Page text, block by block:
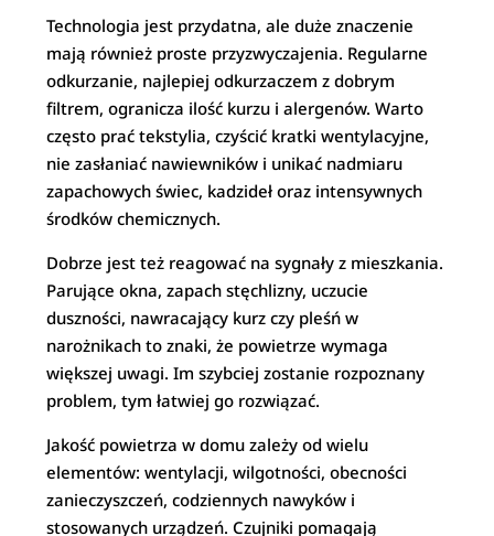
Technologia jest przydatna, ale duże znaczenie
mają również proste przyzwyczajenia. Regularne
odkurzanie, najlepiej odkurzaczem z dobrym
filtrem, ogranicza ilość kurzu i alergenów. Warto
często prać tekstylia, czyścić kratki wentylacyjne,
nie zasłaniać nawiewników i unikać nadmiaru
zapachowych świec, kadzideł oraz intensywnych
środków chemicznych.
Dobrze jest też reagować na sygnały z mieszkania.
Parujące okna, zapach stęchlizny, uczucie
duszności, nawracający kurz czy pleśń w
narożnikach to znaki, że powietrze wymaga
większej uwagi. Im szybciej zostanie rozpoznany
problem, tym łatwiej go rozwiązać.
Jakość powietrza w domu zależy od wielu
elementów: wentylacji, wilgotności, obecności
zanieczyszczeń, codziennych nawyków i
stosowanych urządzeń. Czujniki pomagają